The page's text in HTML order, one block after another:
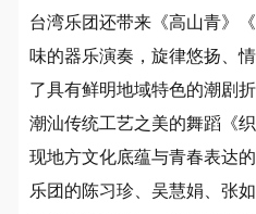
台湾乐团还带来《高山青》
味的器乐演奏，旋律悠扬、
了具有鲜明地域特色的潮剧
潮汕传统工艺之美的舞蹈《
现地方文化底蕴与青春表达
乐团的陈习珍、吴慧娟、张